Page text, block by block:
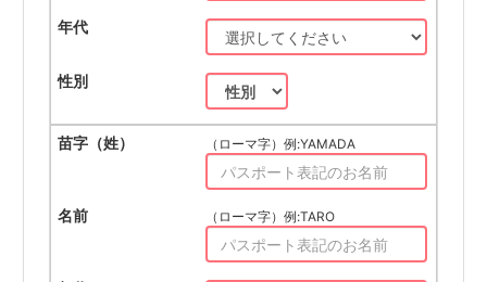
（ローマ字）例:YAMADA
（ローマ字）例:TARO